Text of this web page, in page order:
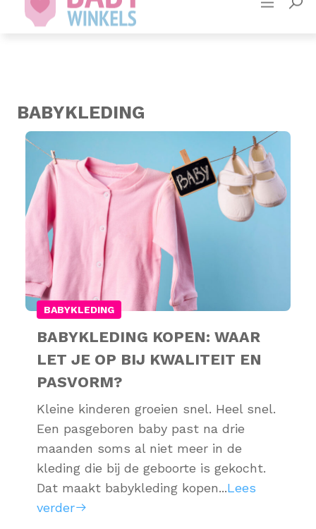
BABYKLEDING
BABYKLEDING
BABYKLEDING KOPEN: WAAR
LET JE OP BIJ KWALITEIT EN
PASVORM?
Kleine kinderen groeien snel. Heel snel.
Een pasgeboren baby past na drie
maanden soms al niet meer in de
kleding die bij de geboorte is gekocht.
Dat maakt babykleding kopen...Lees
verder